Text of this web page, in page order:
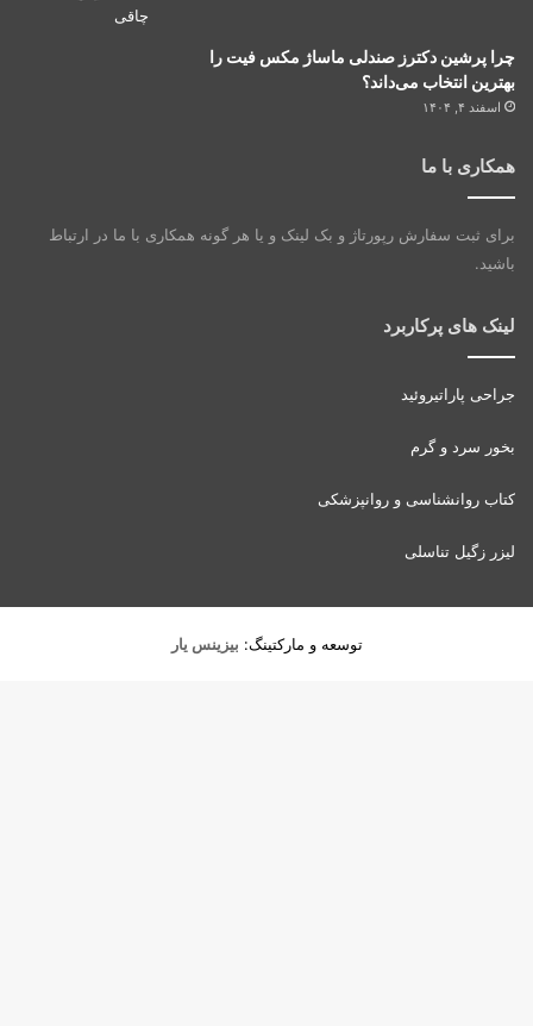
چرا پرشین دکترز صندلی ماساژ مکس فیت را
بهترین انتخاب می‌داند؟
اسفند ۴, ۱۴۰۴
همکاری با ما
برای ثبت سفارش رپورتاژ و بک لینک و یا هر گونه همکاری با ما در ارتباط
باشید.
لینک های پرکاربرد
جراحی پاراتیروئید
بخور سرد و گرم
کتاب روانشناسی و روانپزشکی
لیزر زگیل تناسلی
توسعه و مارکتینگ: بیزینس یار